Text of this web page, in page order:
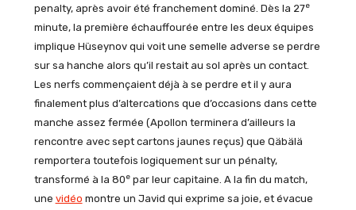
penalty, après avoir été franchement dominé. Dès la 27e
minute, la première échauffourée entre les deux équipes
implique Hüseynov qui voit une semelle adverse se perdre
sur sa hanche alors qu’il restait au sol après un contact.
Les nerfs commençaient déjà à se perdre et il y aura
finalement plus d’altercations que d’occasions dans cette
manche assez fermée (Apollon terminera d’ailleurs la
rencontre avec sept cartons jaunes reçus) que Qäbälä
remportera toutefois logiquement sur un pénalty,
transformé à la 80epar leur capitaine. A la fin du match,
une vidéo montre un Javid qui exprime sa joie, et évacue